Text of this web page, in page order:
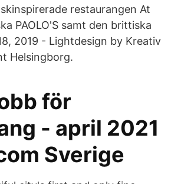
restaurangen At
PAOLO'S samt den brittiska
2019 - Lightdesign by Kreativ
Helsingborg.
för
- april 2021
Sverige